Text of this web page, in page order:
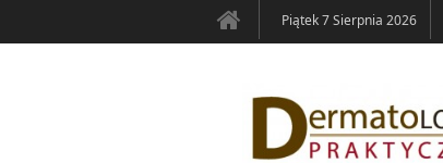
Piątek 7 Sierpnia 2026